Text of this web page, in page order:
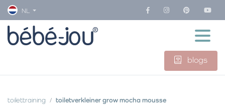
NL
blogs
toilettraining toiletverkleiner grow mocha mousse